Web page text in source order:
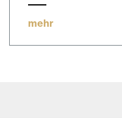
mehr